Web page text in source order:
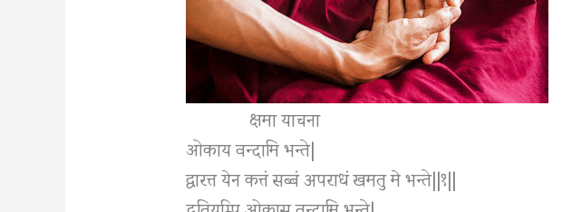
क्षमा याचना
ओकाय वन्दामि भन्ते|
द्वारत्त येन कत्तं सब्बं अपराधं खमतु मे भन्ते||१||